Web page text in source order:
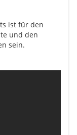
ist für den
und den
sein.